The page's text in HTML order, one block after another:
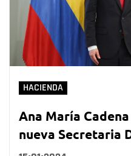
HACIENDA
Ana María
nueva Secretaria